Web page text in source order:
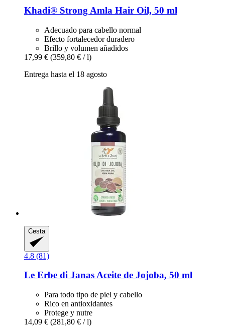
Khadi® Strong Amla Hair Oil, 50 ml
Adecuado para cabello normal
Efecto fortalecedor duradero
Brillo y volumen añadidos
17,99 € (359,80 € / l)
Entrega hasta el 18 agosto
Cesta
4.8 (81)
Le Erbe di JanasAceite de Jojoba, 50 ml
Para todo tipo de piel y cabello
Rico en antioxidantes
Protege y nutre
14,09 € (281,80 € / l)